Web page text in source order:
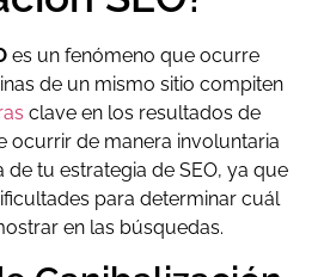
es un fenómeno que ocurre
de un mismo sitio compiten
clave en los resultados de
ocurrir de manera involuntaria
tu estrategia de SEO, ya que
para determinar cuál
en las búsquedas.